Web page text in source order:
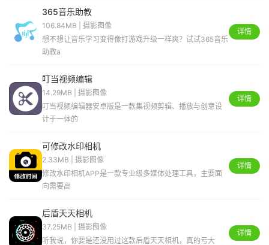
365音乐助教
106.84MB | 摄影图像
想不想让音乐学习变得像打游戏升级一样爽？试试365音乐
助教a
详情
叮当视频编辑
14.29MB | 摄影图像
叮当视频编辑器安卓版是一款集视频剪辑、播放与创意设
计于一体的
详情
可修改水印相机
2.33MB | 摄影图像
修改水印相机APP是一款专业级多媒体处理工具，主要面
向需要高
详情
后盾天天相机
37.25MB | 摄影图像
听我说，你要是还没用过这款后盾天天相机，真的亏大
详情